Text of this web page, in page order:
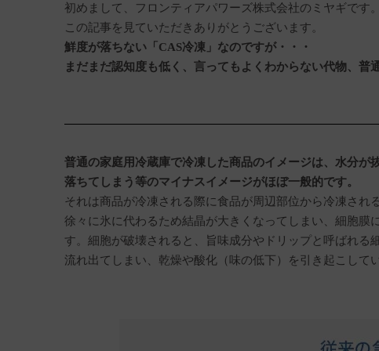
初めまして、フロンティアパワーズ株式会社のミヤギです。
この記事を見ていただきありがとうございます。
鮮度が落ちない「CAS冷凍」なのですが・・・
まだまだ認知度も低く、言ってもよくわからない代物、普
普通の家庭用冷蔵庫で冷凍した商品のイメージは、水分が
落ちてしまう等のマイナスイメージがほぼ一般的です。
それは商品が冷凍される際に食品が周辺部位から冷凍され
徐々に氷に代わるため結晶が大きくなってしまい、細胞膜
す。細胞が破壊されると、旨味成分やドリップと呼ばれる
流れ出てしまい、乾燥や酸化（味の低下）を引き起こして